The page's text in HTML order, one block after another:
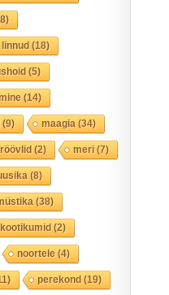
linnud(18)
(5)
(14)
(9) maagia(34)
(2) meri(7)
(8)
(38)
(2)
noortele(4)
perekond(19)